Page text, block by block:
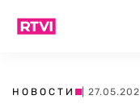
НОВОСТИ |